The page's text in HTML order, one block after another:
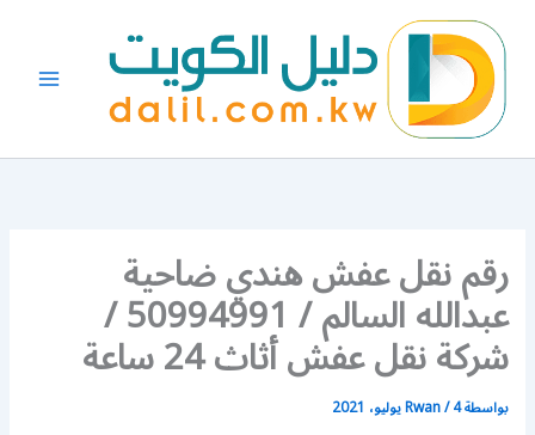
المحتوى
رقم نقل عفش هندي ضاحية
عبدالله السالم / 50994991 /
شركة نقل عفش أثاث 24 ساعة
بواسطة Rwan/4 يوليو، 2021